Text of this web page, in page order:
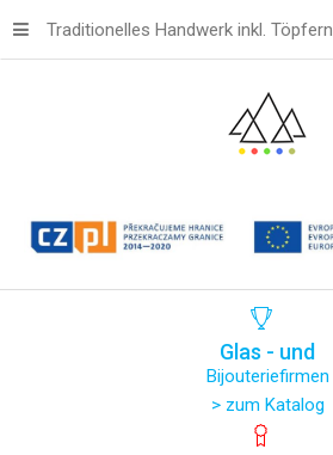
Traditionelles Handwerk inkl. Töpfern
Glas - und
Bijouteriefirmen
> zum Katalog